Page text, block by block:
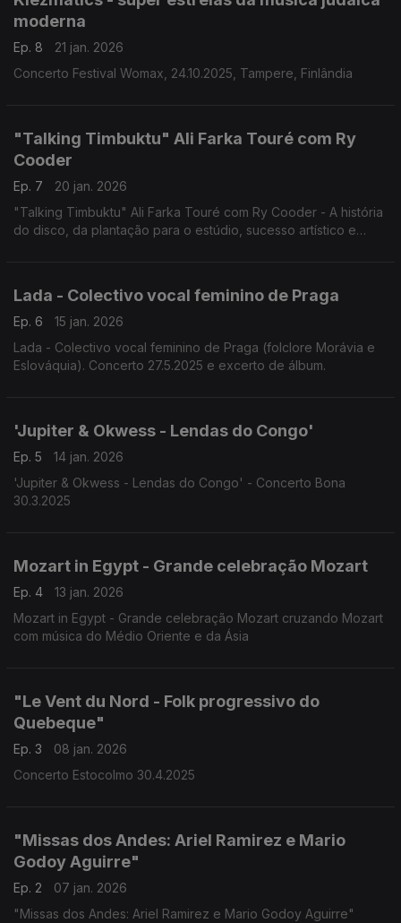
moderna
Ep. 8
21 jan. 2026
Concerto Festival Womax, 24.10.2025, Tampere, Finlândia
"Talking Timbuktu" Ali Farka Touré com Ry
Cooder
Ep. 7
20 jan. 2026
"Talking Timbuktu" Ali Farka Touré com Ry Cooder - A história
do disco, da plantação para o estúdio, sucesso artístico e
Lada - Colectivo vocal feminino de Praga
Ep. 6
15 jan. 2026
Lada - Colectivo vocal feminino de Praga (folclore Morávia e
Eslováquia). Concerto 27.5.2025 e excerto de álbum.
'Jupiter & Okwess - Lendas do Congo'
Ep. 5
14 jan. 2026
'Jupiter & Okwess - Lendas do Congo' - Concerto Bona
30.3.2025
Mozart in Egypt - Grande celebração Mozart
Ep. 4
13 jan. 2026
Mozart in Egypt - Grande celebração Mozart cruzando Mozart
com música do Médio Oriente e da Ásia
"Le Vent du Nord - Folk progressivo do
Quebeque"
Ep. 3
08 jan. 2026
Concerto Estocolmo 30.4.2025
"Missas dos Andes: Ariel Ramirez e Mario
Godoy Aguirre"
Ep. 2
07 jan. 2026
"Missas dos Andes: Ariel Ramirez e Mario Godoy Aguirre"